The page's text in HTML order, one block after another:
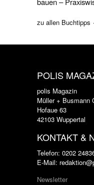
zu allen
POLIS
polis Magazin
Müller + Busmann
Hofaue 63
42103 Wuppertal
KONTAKT &
Telefon: 0202
E-Mail:
Newsletter